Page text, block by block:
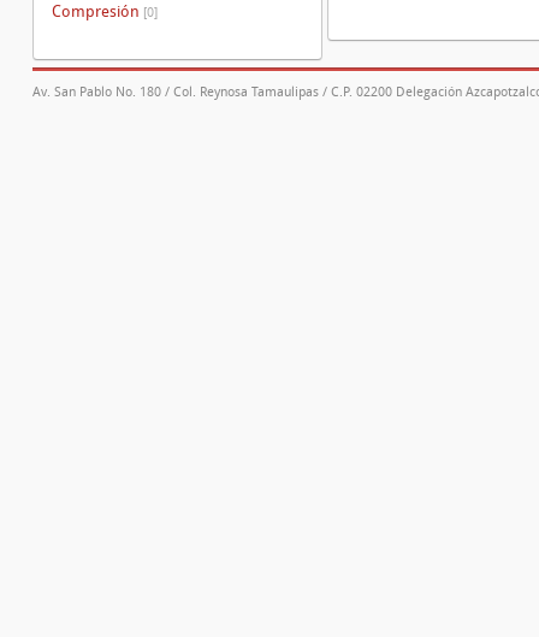
Compresión [0]
Av. San Pablo No. 180 / Col. Reynosa Tamaulipas / C.P. 02200 Delegación